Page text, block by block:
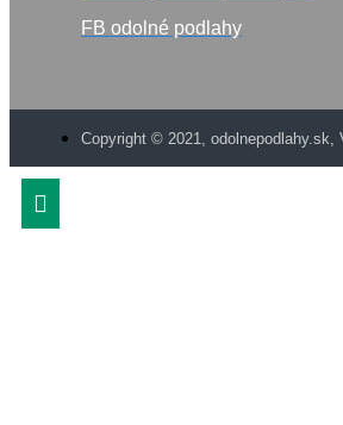
FB odolné podlahy
Copyright © 2021, odolnepodlahy.sk,